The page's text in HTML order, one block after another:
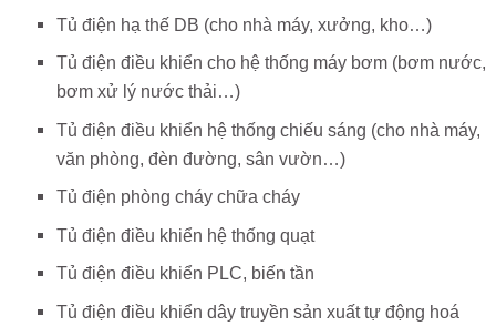
Tủ điện hạ thế DB (cho nhà máy, xưởng, kho…)
Tủ điện điều khiển cho hệ thống máy bơm (bơm nước,
bơm xử lý nước thải…)
Tủ điện điều khiển hệ thống chiếu sáng (cho nhà máy,
văn phòng, đèn đường, sân vườn…)
Tủ điện phòng cháy chữa cháy
Tủ điện điều khiển hệ thống quạt
Tủ điện điều khiển PLC, biến tần
Tủ điện điều khiển dây truyền sản xuất tự động hoá